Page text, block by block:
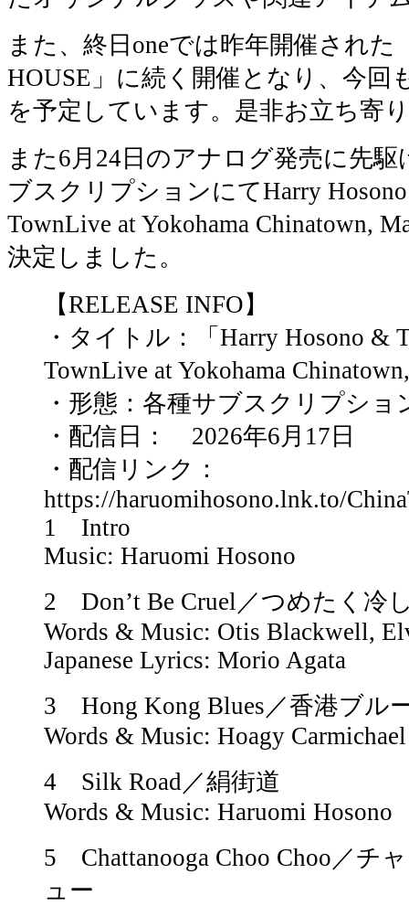
また、終日oneでは昨年開催された
HOUSE」に続く開催となり、今回
を予定しています。是非お立ち寄
また6月24日のアナログ発売に先
ブスクリプションにてHarry
TownLive at Yokohama Chinatown,
決定しました。
【RELEASE INFO】
・タイトル：「Harry Hosono &
TownLive at Yokohama
・形態：各種サブスクリプショ
・配信日： 2026年6月17日
・配信リンク：
https://haruomihosono.lnk.to/
1 Intro
Music: Haruomi Hosono
2 Don’t Be Cruel／つめたく冷
Words & Music: Otis Blackwell,
Japanese Lyrics: Morio Agata
3 Hong Kong Blues／香港ブル
Words & Music: Hoagy Carmichael
4 Silk Road／絹街道
Words & Music: Haruomi Hosono
5 Chattanooga Choo Choo／チ
ュー